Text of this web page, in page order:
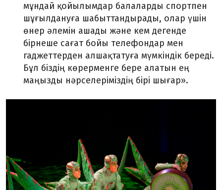
мұндай қойылымдар балаларды спортпен
шұғылдануға шабыттандырады, олар үшін
өнер әлемін ашады және кем дегенде
бірнеше сағат бойы телефондар мен
гаджеттерден алшақтатуға мүмкіндік береді.
Бұл біздің көрерменге бере алатын ең
маңызды нәрселеріміздің бірі шығар».